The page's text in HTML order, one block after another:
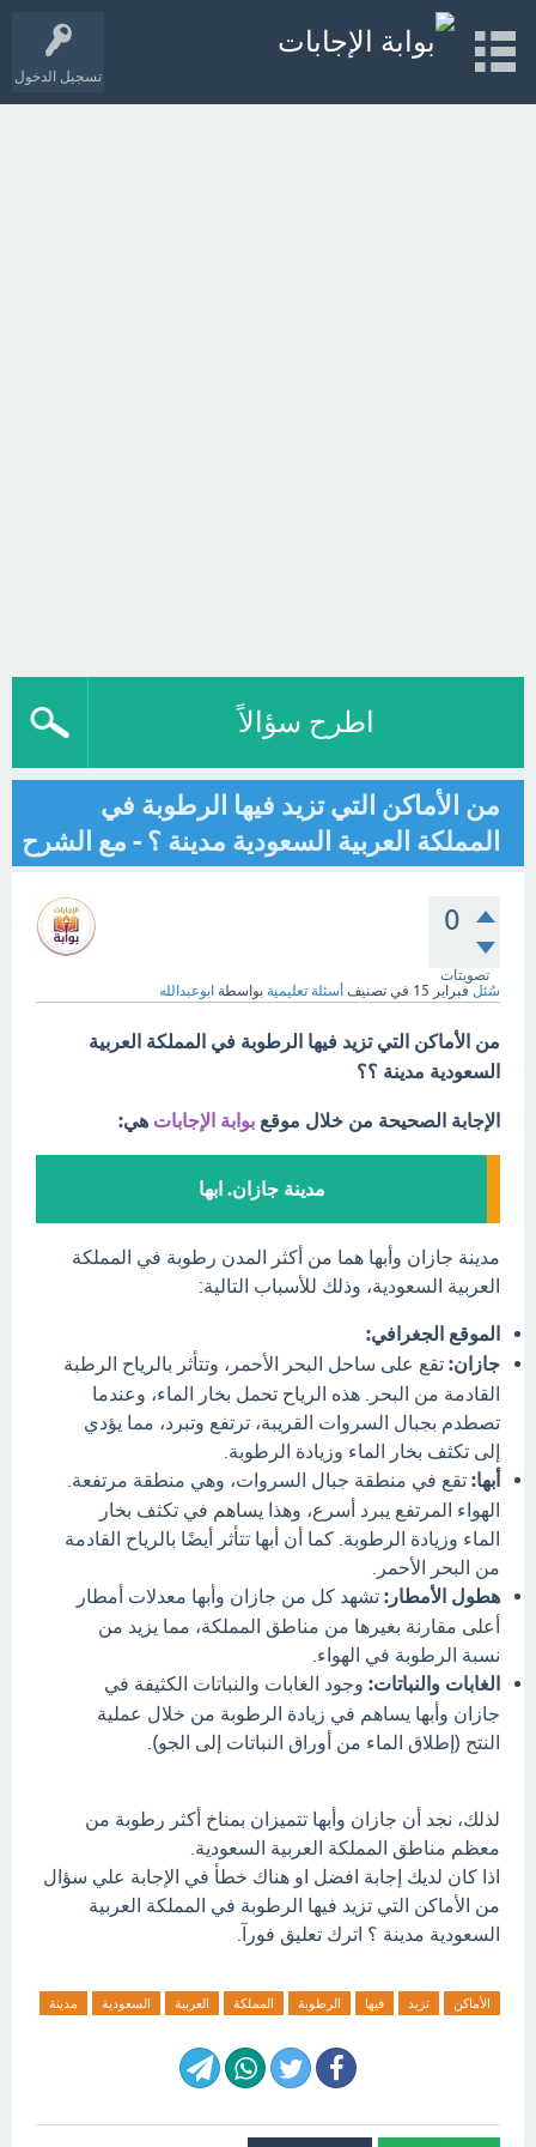
تسجيل الدخول
اطرح سؤالاً
من الأماكن التي تزيد فيها الرطوبة في
المملكة العربية السعودية مدينة ؟ - مع الشرح
0
تصويتات
سُئل فبراير 15 في تصنيف أسئلة تعليمية بواسطة ابوعبدالله
من الأماكن التي تزيد فيها الرطوبة في المملكة العربية
السعودية مدينة ؟؟
الإجابة الصحيحة من خلال موقع بوابة الإجابات هي:
مدينة جازان. ابها
مدينة جازان وأبها هما من أكثر المدن رطوبة في المملكة
العربية السعودية، وذلك للأسباب التالية:
الموقع الجغرافي:
جازان: تقع على ساحل البحر الأحمر، وتتأثر بالرياح الرطبة
القادمة من البحر. هذه الرياح تحمل بخار الماء، وعندما
تصطدم بجبال السروات القريبة، ترتفع وتبرد، مما يؤدي
إلى تكثف بخار الماء وزيادة الرطوبة.
أبها: تقع في منطقة جبال السروات، وهي منطقة مرتفعة.
الهواء المرتفع يبرد أسرع، وهذا يساهم في تكثف بخار
الماء وزيادة الرطوبة. كما أن أبها تتأثر أيضًا بالرياح القادمة
من البحر الأحمر.
هطول الأمطار: تشهد كل من جازان وأبها معدلات أمطار
أعلى مقارنة بغيرها من مناطق المملكة، مما يزيد من
نسبة الرطوبة في الهواء.
الغابات والنباتات: وجود الغابات والنباتات الكثيفة في
جازان وأبها يساهم في زيادة الرطوبة من خلال عملية
النتح (إطلاق الماء من أوراق النباتات إلى الجو).
لذلك، نجد أن جازان وأبها تتميزان بمناخ أكثر رطوبة من
معظم مناطق المملكة العربية السعودية.
اذا كان لديك إجابة افضل او هناك خطأ في الإجابة علي سؤال
من الأماكن التي تزيد فيها الرطوبة في المملكة العربية
السعودية مدينة ؟ اترك تعليق فورآ.
الأماكن تزيد فيها الرطوبة المملكة العربية السعودية مدينة